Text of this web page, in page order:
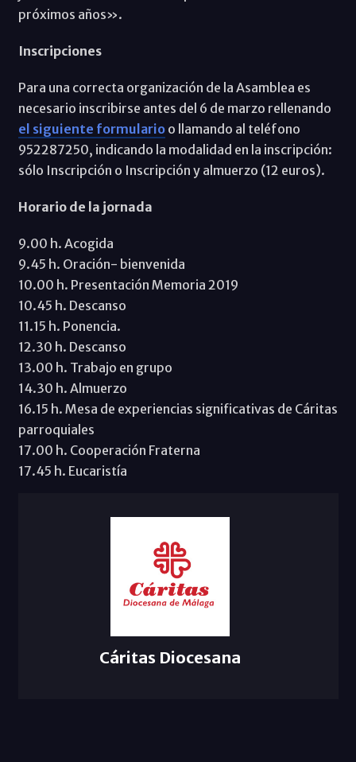
próximos años».
Inscripciones
Para una correcta organización de la Asamblea es
necesario inscribirse antes del 6 de marzo rellenando
el siguiente formularioo llamando al teléfono
952287250, indicando la modalidad en la inscripción:
sólo Inscripción o Inscripción y almuerzo (12 euros).
Horario de la jornada
9.00 h. Acogida
9.45 h. Oración- bienvenida
10.00 h. Presentación Memoria 2019
10.45 h. Descanso
11.15 h. Ponencia.
12.30 h. Descanso
13.00 h. Trabajo en grupo
14.30 h. Almuerzo
16.15 h. Mesa de experiencias significativas de Cáritas
parroquiales
17.00 h. Cooperación Fraterna
17.45 h. Eucaristía
Cáritas Diocesana